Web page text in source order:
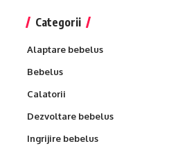
Categorii
Alaptare bebelus
Bebelus
Calatorii
Dezvoltare bebelus
Ingrijire bebelus